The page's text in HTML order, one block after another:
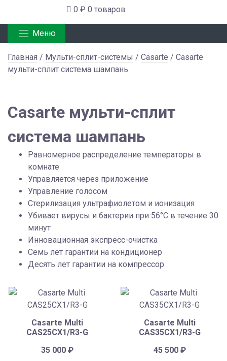
0 ₽ 0 товаров
Меню
Главная / Мульти-сплит-системы / Casarte / Casarte
мульти-сплит система шампань
Casarte мульти-сплит
система шампань
Равномерное распределение температоры в
комнате
Управляется через приложение
Управление голосом
Стерилизация ультрафиолетом и ионизация
Убивает вирусы и бактерии при 56°C в течение 30
минут
Инновационная экспресс-очистка
Семь лет гарантии на кондиционер
Десять лет гарантии на компрессор
Casarte Multi
CAS25CX1/R3-G
35 000₽
Casarte Multi
CAS35CX1/R3-G
45 500 ₽